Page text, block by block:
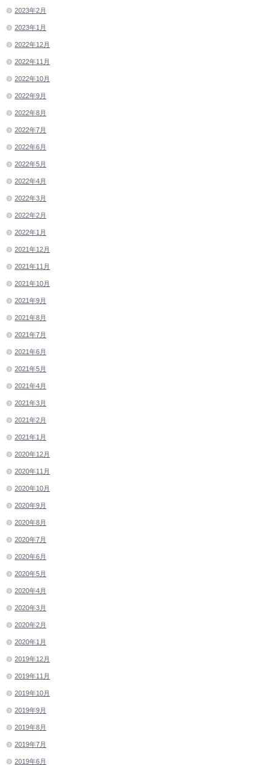
2023年2月
2023年1月
2022年12月
2022年11月
2022年10月
2022年9月
2022年8月
2022年7月
2022年6月
2022年5月
2022年4月
2022年3月
2022年2月
2022年1月
2021年12月
2021年11月
2021年10月
2021年9月
2021年8月
2021年7月
2021年6月
2021年5月
2021年4月
2021年3月
2021年2月
2021年1月
2020年12月
2020年11月
2020年10月
2020年9月
2020年8月
2020年7月
2020年6月
2020年5月
2020年4月
2020年3月
2020年2月
2020年1月
2019年12月
2019年11月
2019年10月
2019年9月
2019年8月
2019年7月
2019年6月